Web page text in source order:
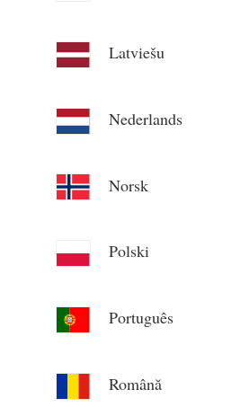
Latviešu
Nederlands
Norsk
Polski
Português
Română